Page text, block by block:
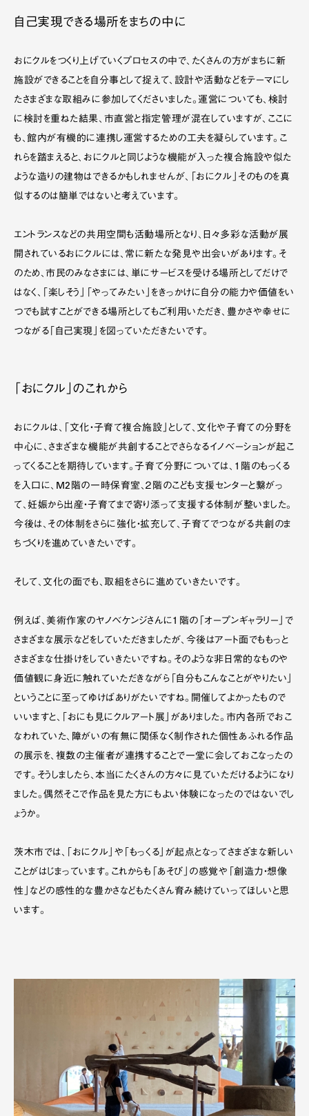
自己実現できる場所をまちの中に
おにクルをつくり上げていくプロセスの中で、たくさんの方がまちに新
施設ができることを自分事として捉えて、設計や活動などをテーマにし
たさまざまな取組みに参加してくださいました。運営についても、検討
に検討を重ねた結果、市直営と指定管理が混在していますが、ここに
も、館内が有機的に連携し運営するための工夫を凝らしています。こ
れらを踏まえると、おにクルと同じような機能が入った複合施設や似た
ような造りの建物はできるかもしれませんが、「おにクル」そのものを真
似するのは簡単ではないと考えています。
エントランスなどの共用空間も活動場所となり、日々多彩な活動が展
開されているおにクルには、常に新たな発見や出会いがあります。そ
のため、市民のみなさまには、単にサービスを受ける場所としてだけで
はなく、「楽しそう」「やってみたい」をきっかけに自分の能力や価値をい
つでも試すことができる場所としてもご利用いただき、豊かさや幸せに
つながる「自己実現」を図っていただきたいです。
「おにクル」のこれから
おにクルは、「文化・子育て複合施設」として、文化や子育ての分野を
中心に、さまざまな機能が共創することでさらなるイノベーションが起こ
ってくることを期待しています。子育て分野については、１階のもっくる
を入口に、M2階の一時保育室、２階のこども支援センターと繋がっ
て、妊娠から出産・子育てまで寄り添って支援する体制が整いました。
今後は、その体制をさらに強化・拡充して、子育てでつながる共創のま
ちづくりを進めていきたいです。
そして、文化の面でも、取組をさらに進めていきたいです。
例えば、美術作家のヤノベケンジさんに１階の「オープンギャラリー」で
さまざまな展示などをしていただきましたが、今後はアート面でももっと
さまざまな仕掛けをしていきたいですね。そのような非日常的なものや
価値観に身近に触れていただきながら「自分もこんなことがやりたい」
ということに至ってゆけばありがたいですね。開催してよかったもので
いいますと、「おにも見にクルアート展」がありました。市内各所でおこ
なわれていた、障がいの有無に関係なく制作された個性あふれる作品
の展示を、複数の主催者が連携することで一堂に会しておこなったの
です。そうしましたら、本当にたくさんの方々に見ていただけるようになり
ました。偶然そこで作品を見た方にもよい体験になったのではないでし
ょうか。
茨木市では、「おにクル」や「もっくる」が起点となってさまざまな新しい
ことがはじまっています。これからも「あそび」の感覚や「創造力・想像
性」などの感性的な豊かさなどもたくさん育み続けていってほしいと思
います。